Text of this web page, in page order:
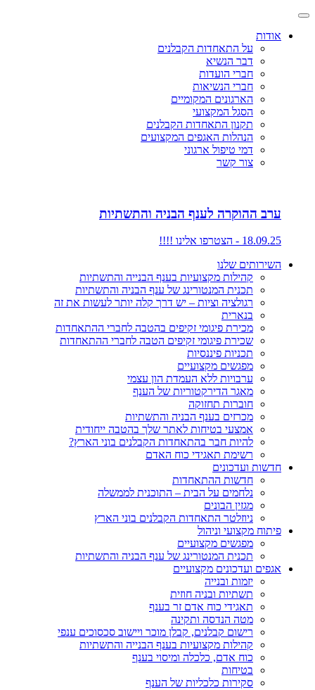
אודות
על התאחדות הקבלנים
דבר הנשיא
חברי הועדות
חברי הנשיאות
הארגונים המקומיים
הסגל המקצועי
תקנון התאחדות הקבלנים
הנהלות האגפים המקצועים
דמי טיפול ארגוני
צור קשר
ערב ההוקרה לענף הבניה והתשתיות
18.09.25 - הצטרפו אלינו !!!!
השירותים שלנו
קהילות מקצועיות בענף הבנייה והתשתיות
תכנית המנטורינג של ענף הבניה והתשתיות
רגולציה וציות – יש דרך קלה יותר לעשות את זה
בנארית
מכירת פיגומי זקיפים בהטבה לחברי ההתאחדות
שכירת פיגומי זקיפים הטבה לחברי ההתאחדות
תכניות פיננסיות
מפגשים מקצועיים
ערבויות ללא העמדת הון עצמי
מאגר הדירקטוריות של הענף
חוברות תחזוקה
מכרזים בענף הבניה והתשתיות
אמצעי בטיחות לאתר שלך בהטבה ייחודית
להיות חבר בהתאחדות הקבלנים בוני הארץ?
רשימת תאגידי כוח האדם
חדשות ועדכונים
חדשות ההתאחדות
נלחמים על הבית – התוכנית לממשלה
מגזין הבונים
ניוזלטר התאחדות הקבלנים בוני הארץ
פיתוח מקצועי וניהול
מפגשים מקצועיים
תכנית המנטורינג של ענף הבניה והתשתיות
אגפים ועדכונים מקצועיים
יזמות ובנייה
תשתיות ובניה חוזית
תאגידי כוח אדם זר בענף
מטה הנדסה ותקינה
רישום קבלנים, קבלן מוכר ויישוב סכסוכים ענפי
קהילות מקצועיות בענף הבנייה והתשתיות
כוח אדם, כלכלה ומיסוי בענף
בטיחות
סקירות כלכליות של הענף